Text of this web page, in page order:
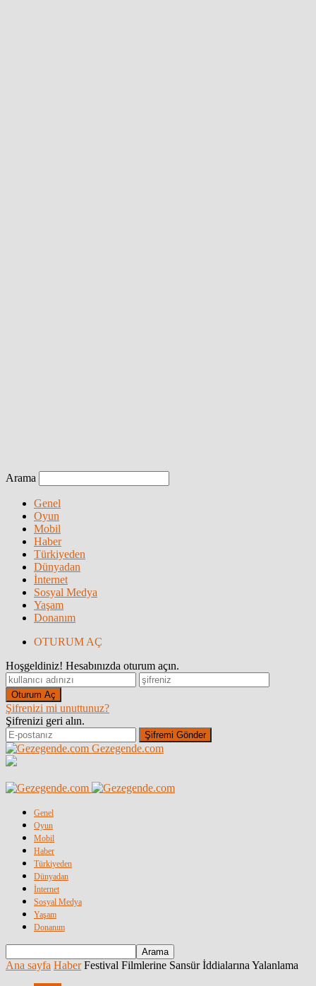
Arama
Genel
Oyun
Mobil
Haber
Türkiyeden
Dünyadan
İnternet
Sosyal Medya
Yaşam
Donanım
OTURUM AÇ
Hoşgeldiniz! Hesabınızda oturum açın.
Şifrenizi mi unuttunuz?
Şifrenizi geri alın.
Gezegende.com
Genel
Oyun
Mobil
Haber
Türkiyeden
Dünyadan
İnternet
Sosyal Medya
Yaşam
Donanım
Ana sayfa Haber Festival Filmlerine Sansür İddialarına Yalanlama